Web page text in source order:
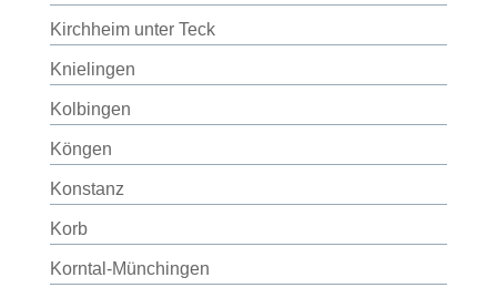
Kirchheim unter Teck
Knielingen
Kolbingen
Köngen
Konstanz
Korb
Korntal-Münchingen